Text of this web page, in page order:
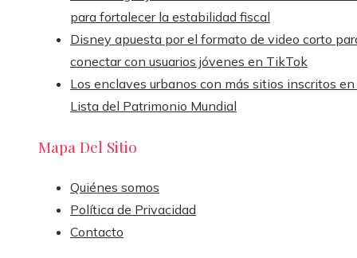
para fortalecer la estabilidad fiscal
Disney apuesta por el formato de video corto
conectar con usuarios jóvenes en TikTok
Los enclaves urbanos con más sitios inscritos
Lista del Patrimonio Mundial
Mapa Del Sitio
Quiénes somos
Política de Privacidad
Contacto